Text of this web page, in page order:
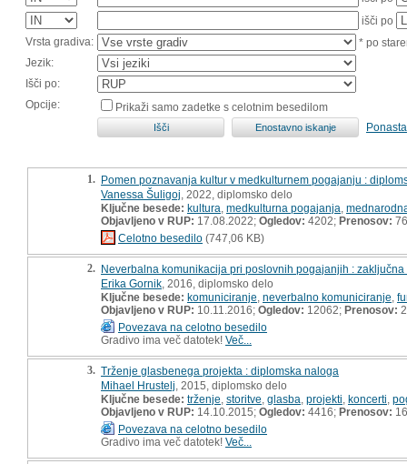
išči po
Vrsta gradiva:
* po
Jezik:
Išči po:
Opcije:
Prikaži samo zadetke s celotnim besedilom
1. Pomen poznavanja kultur v medkulturnem pogajanju :
Vanessa Šuligoj , 2022, diplomsko delo
Ključne besede: kultura medkulturna pogajanja
Objavljeno v RUP: 17.08.2022; Ogledov: 4202; Prenosov: 76
Celotno besedilo (747,06 KB)
2. Neverbalna komunikacija pri poslovnih pogajanjih :
Erika Gornik , 2016, diplomsko delo
Ključne besede: komuniciranje neverbalno komuniciranje
Objavljeno v RUP: 10.11.2016; Ogledov: 12062; Prenosov:
Povezava na celotno besedilo
Gradivo ima več datotek! Več...
3. Trženje glasbenega projekta : diplomska naloga
Mihael Hrustelj , 2015, diplomsko delo
Ključne besede: trženje storitve glasba projekti koncerti
Objavljeno v RUP: 14.10.2015; Ogledov: 4416; Prenosov:
Povezava na celotno besedilo
Gradivo ima več datotek! Več...